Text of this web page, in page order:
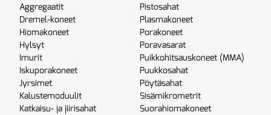
Aggregaatit
Dremel-koneet
Hiomakoneet
Hylsyt
Imurit
Iskuporakoneet
Jyrsimet
Kalustemoduulit
Katkaisu- ja jiirisahat
Pistosahat
Plasmakoneet
Porakoneet
Poravasarat
Puikkohitsauskoneet (MMA)
Puukkosahat
Pöytäsahat
Sisämikrometrit
Suorahiomakoneet